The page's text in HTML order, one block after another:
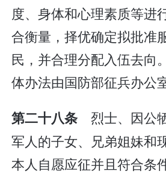
度、身体和心理素质等进
合衡量，择优确定拟批准
民，并合理分配入伍去向
体办法由国防部征兵办公
第二十八条 烈士、因公
军人的子女、兄弟姐妹和
本人自愿应征并且符合条